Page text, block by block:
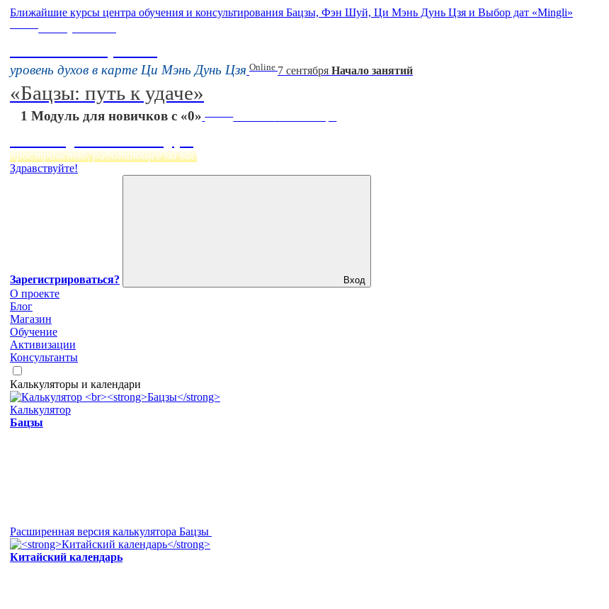
Ближайшие курсы центра обучения и консультирования Бацзы, Фэн Шуй, Ци Мэнь Дунь Цзя и Выбор дат «Mingli»
уровень духов в карте Ци Мэнь Дунь Цзя Online 7 сентября Начало занятий
«Бацзы: путь к удаче»
1 Модуль для новичков с «0» Начало:
пространство, работающее на вас
Здравствуйте!
Зарегистрироваться? Вход
О проекте
Блог
Магазин
Обучение
Активизации
Консультанты
Калькуляторы и календари
Калькулятор
Бацзы
Расширенная версия калькулятора Бацзы
Китайский календарь